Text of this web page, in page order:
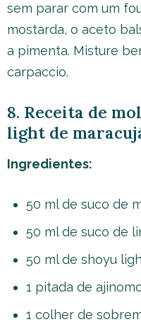
sem parar com um
mostarda, o aceto
a pimenta. Misture
carpaccio.
8. Receita de
light de
Ingredientes:
50 ml de suco de
50 ml de suco de
50 ml de shoyu
1 pitada de
1 colher de